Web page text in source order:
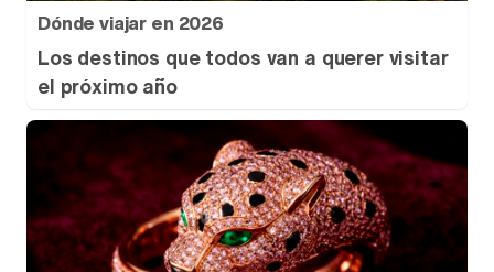
Dónde viajar en 2026
Los destinos que todos van a querer visitar
el próximo año